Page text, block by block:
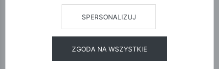
SPERSONALIZUJ
ZGODA NA WSZYSTKIE